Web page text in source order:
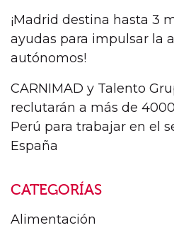
¡Madrid destina hasta 3
ayudas para impulsar la
autónomos!
CARNIMAD y Talento
reclutarán a más de
Perú para trabajar en el
España
CATEGORÍAS
Alimentación